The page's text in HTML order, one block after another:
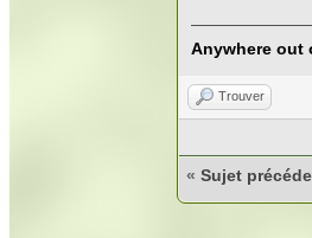
Anywhere out
Trouver
« Sujet